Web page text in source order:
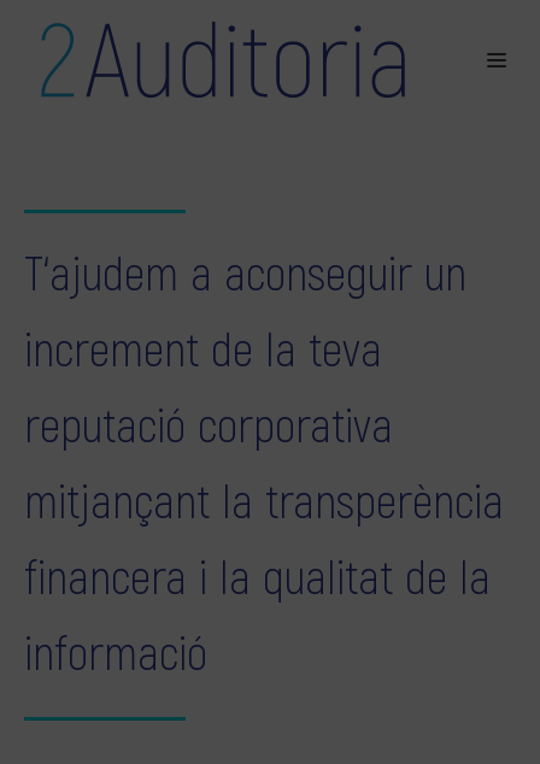
T‘ajudem a aconseguir un
increment de la teva
reputació corporativa
mitjançant la transperència
financera i la qualitat de la
informació